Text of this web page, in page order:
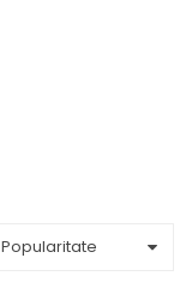
Popularitate